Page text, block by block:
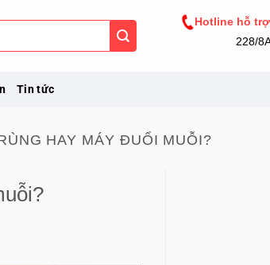
Hotline hỗ
228/8A
Tin tức
HAY MÁY ĐUỔI MUỖI?